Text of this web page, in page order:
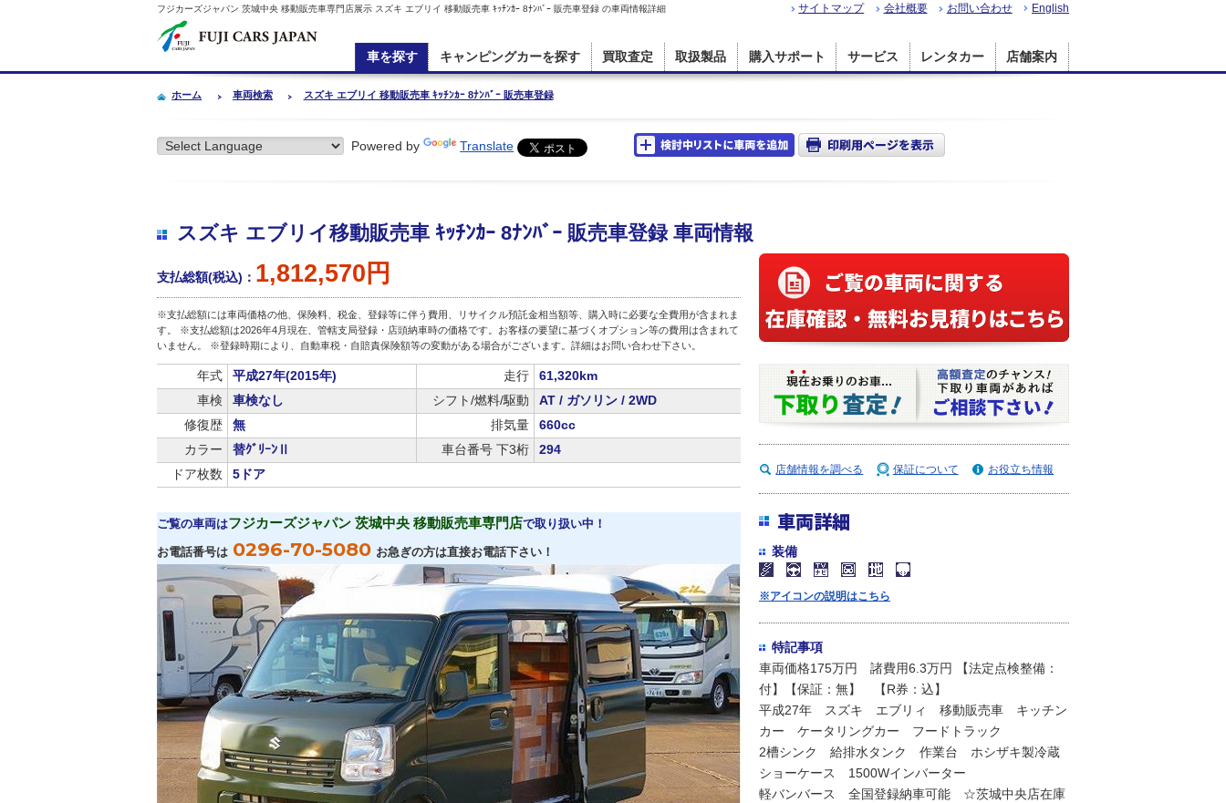
フジカーズジャパン 茨城中央 移動販売車専門店展示 スズキ エブリイ 移動販売車 ｷｯﾁﾝｶｰ 8ﾅﾝﾊﾞｰ 販売車登録 の車両情報詳細 サイトマップ 会社概要 お問い合わせ English
車を探す キャンピングカーを探す 買取査定 取扱製品 購入サポート サービス レンタカー 店舗案内
ホーム 車両検索 スズキ エブリイ 移動販売車 ｷｯﾁﾝｶｰ 8ﾅﾝﾊﾞｰ 販売車登録
Powered by Translate
スズキ エブリイ移動販売車 ｷｯﾁﾝｶｰ 8ﾅﾝﾊﾞｰ 販売車登録 車両情報
支払総額(税込)： 1,812,570円
※支払総額には車両価格の他、保険料、税金、登録等に伴う費用、リサイクル預託金相当額等、購入時に必要な全費用が含まれま
す。 ※支払総額は2026年4月現在、管轄支局登録・店頭納車時の価格です。お客様の要望に基づくオプション等の費用は含まれて
いません。 ※登録時期により、自動車税・自賠責保険額等の変動がある場合がございます。詳細はお問い合わせ下さい。
年式 平成27年(2015年) 走行
61,320km
車検
車検なし シフト/燃料/駆動
AT / ガソリン / 2WD
修復歴
無 排気量
660cc
カラー
替ｸﾞﾘｰﾝⅡ 車台番号 下3桁
294
ドア枚数
5ドア
ご覧の車両はフジカーズジャパン 茨城中央 移動販売車専門店で取り扱い中！
お電話番号は 0296-70-5080 お急ぎの方は直接お電話下さい！
店舗情報を調べる 保証について お役立ち情報
車両詳細
装備
※アイコンの説明はこちら
特記事項
車両価格175万円 諸費用6.3万円 【法定点検整備：
付】【保証：無】 【R券：込】
平成27年 スズキ エブリィ 移動販売車 キッチン
カー ケータリングカー フードトラック
2槽シンク 給排水タンク 作業台 ホシザキ製冷蔵
ショーケース 1500Wインバーター
軽バンバース 全国登録納車可能 ☆茨城中央店在庫